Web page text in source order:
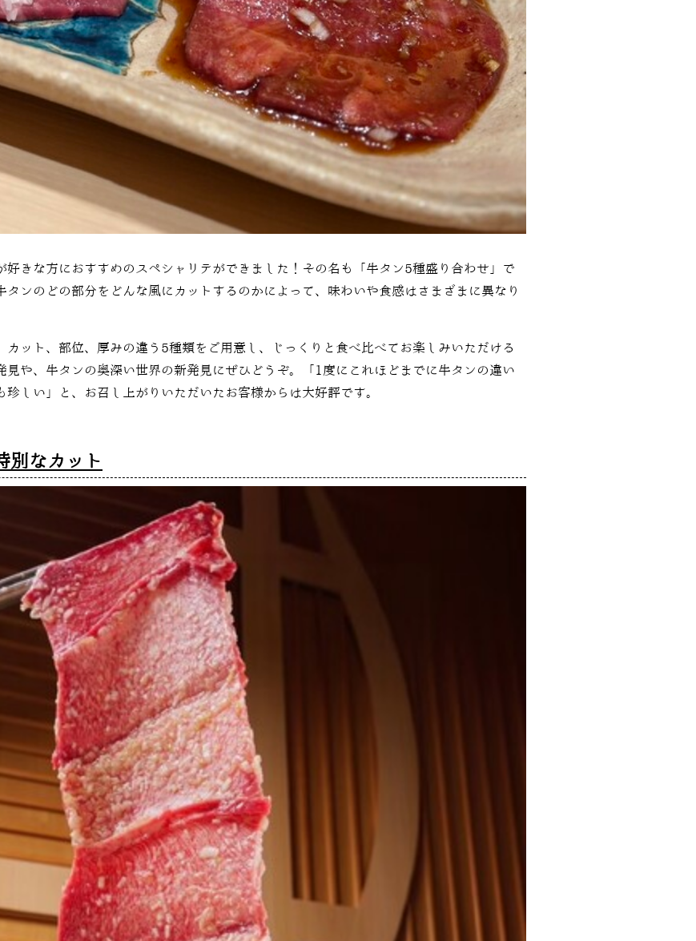
好きな方におすすめのスペシャリテができました！その名も「牛タン5種盛り合わせ」で
ンのどの部分をどんな風にカットするのかによって、味わいや食感はさまざまに異なり
カット、部位、厚みの違う5種類をご用意し、じっくりと食べ比べてお楽しみいただける
見や、牛タンの奥深い世界の新発見にぜひどうぞ。「1度にこれほどまでに牛タンの違い
しい」と、お召し上がりいただいたお客様からは大好評です。
別なカット